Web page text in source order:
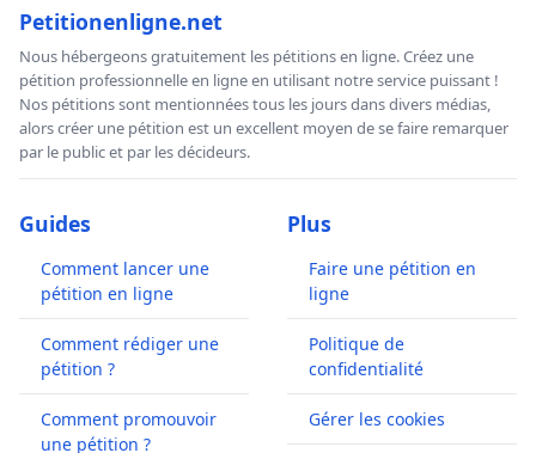
Petitionenligne.net
Nous hébergeons gratuitement les pétitions en ligne. Créez une
pétition professionnelle en ligne en utilisant notre service puissant !
Nos pétitions sont mentionnées tous les jours dans divers médias,
alors créer une pétition est un excellent moyen de se faire remarquer
par le public et par les décideurs.
Guides
Comment lancer une
pétition en ligne
Comment rédiger une
pétition ?
Comment promouvoir
une pétition ?
Plus
Faire une pétition en
ligne
Politique de
confidentialité
Gérer les cookies